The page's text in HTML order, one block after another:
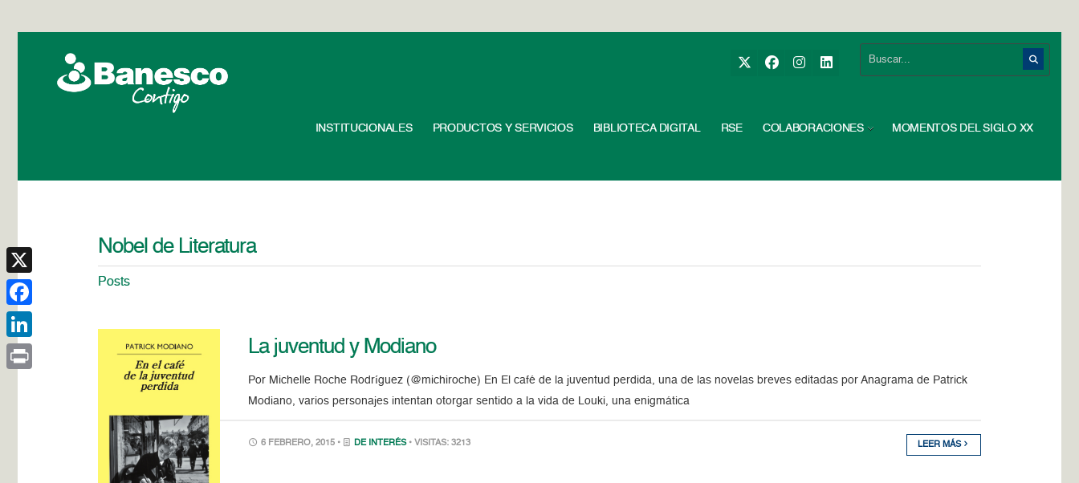
INSTITUCIONALES PRODUCTOS Y SERVICIOS BIBLIOTECA DIGITAL RSE COLABORACIONES MOMENTOS DEL SIGLO XX
Nobel de Literatura
Posts
La juventud y Modiano
Por Michelle Roche Rodríguez (@michiroche) En El café de la juventud perdida, una de las novelas breves editadas por Anagrama de Patrick
Modiano, varios personajes intentan otorgar sentido a la vida de Louki, una enigmática
6 FEBRERO, 2015 • DE INTERÉS • VISITAS: 3213 LEER MÁS
X
Facebook
LinkedIn